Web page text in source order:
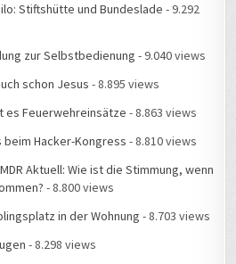
Stiftshütte und Bundeslade - 9.292
zur Selbstbedienung - 9.040 views
schon Jesus - 8.895 views
es Feuerwehreinsätze - 8.863 views
beim Hacker-Kongress - 8.810 views
Aktuell: Wie ist die Stimmung, wenn
- 8.800 views
in der Wohnung - 8.703 views
- 8.298 views